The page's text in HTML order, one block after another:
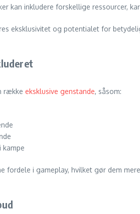
kan inkludere forskellige ressourcer,
eksklusivitet og potentialet for
række eksklusive genstande, såsom:
fordele i gameplay, hvilket gør dem